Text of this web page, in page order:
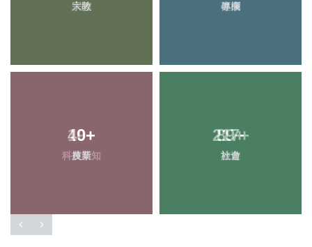
宗教 專欄
40+
農業
217+
社會
大陸 健康
19+
科技新知
89+
旅遊